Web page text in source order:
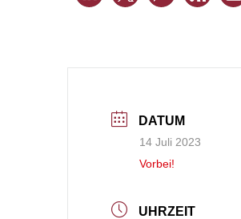
DATUM
14 Juli 2023
Vorbei!
UHRZEIT